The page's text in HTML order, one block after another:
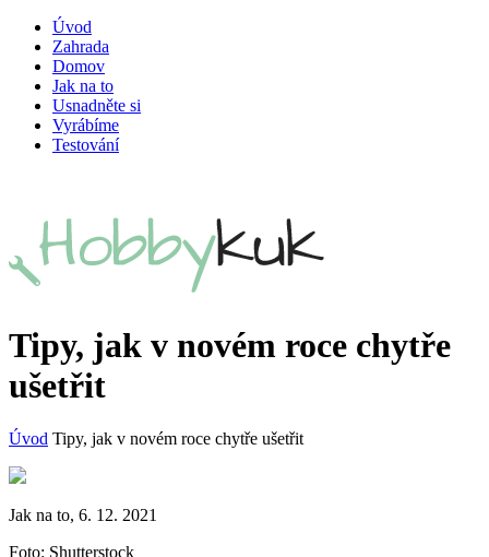
Úvod
Zahrada
Domov
Jak na to
Usnadněte si
Vyrábíme
Testování
Tipy, jak v novém roce chytře
ušetřit
Úvod Tipy, jak v novém roce chytře ušetřit
Jak na to, 6. 12. 2021
Foto: Shutterstock